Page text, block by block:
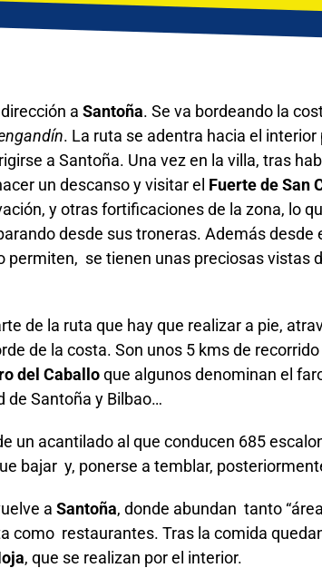
a Santoña. Se va bordeando la
. La ruta se adentra hacia el interior
a Santoña. Una vez en la villa, tras
un descanso y visitar el Fuerte de San
y otras fortificaciones de la zona, lo
desde sus troneras. Además desde
permiten, se tienen unas preciosas vistas
de la ruta que hay que realizar a pie,
de la costa. Son unos 5 kms de
del Caballoque algunos denominan el
de Santoña y Bilbao…
un acantilado al que conducen 685
bajar y, ponerse a temblar,
a Santoña, donde abundan tanto
como restaurantes. Tras la comida
, que se realizan por el interior.